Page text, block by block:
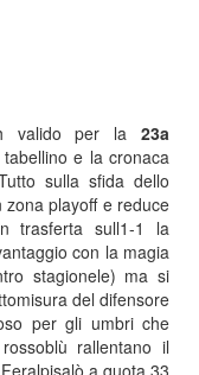
valido per la23a
e la cronaca
sulla sfida dello
zona playoff e reduce
trasferta sull1-1 la
con la magia
stagionele) ma si
del difensore
per gli umbri che
rallentano il
a quota 33